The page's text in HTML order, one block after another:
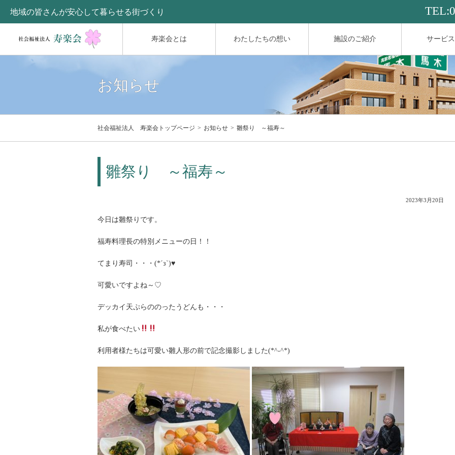
寿楽会とは わたしたちの想い 施設のご紹介 サービ
地域の皆さんが安心して暮らせる街づくり TEL:
お知らせ
社会福祉法人 寿楽会トップページ お知らせ 雛祭り ～福寿～
雛祭り ～福寿～
2023年3月20日
今日は雛祭りです。
福寿料理長の特別メニューの日！！
てまり寿司・・・(*´з`)♥
可愛いですよね～♡
デッカイ天ぷらののったうどんも・・・
私が食べたい
利用者様たちは可愛い雛人形の前で記念撮影しました(*^-^*)